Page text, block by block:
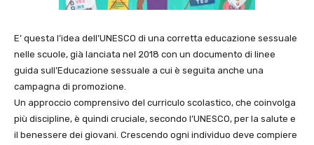
E’ questa l’idea dell’UNESCO di una corretta educazione sessuale
nelle scuole, già lanciata nel 2018 con un documento di linee
guida sull’Educazione sessuale a cui è seguita anche una
campagna di promozione.
Un approccio comprensivo del curriculo scolastico, che coinvolga
più discipline, è quindi cruciale, secondo l’UNESCO, per la salute e
il benessere dei giovani. Crescendo ogni individuo deve compiere